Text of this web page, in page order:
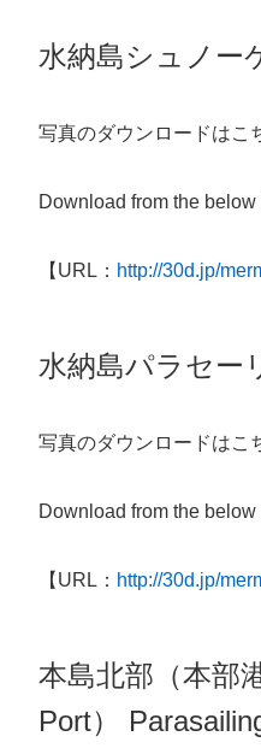
水納島シュノー
写真のダウンロードはこ
Download from the
【URL： http://30d.jp/
水納島パラセー
写真のダウンロードはこ
Download from the
【URL： http://30d.jp/
本島北部（本部
Port）